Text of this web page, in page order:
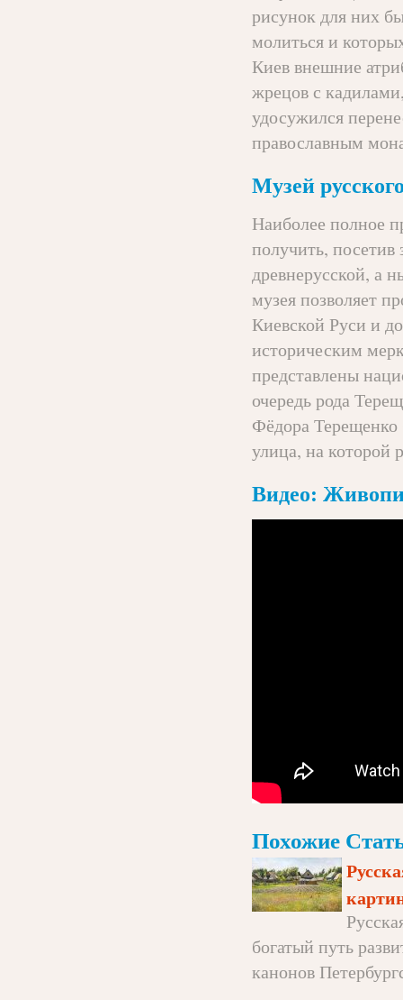
рисунок для них
молиться и
Киев внешние
жрецов с
удосужился
православным
Музей
Наиболее полное
получить,
древнерусской, а
музея позволяет
Киевской Руси и
историческим
представлены
очередь рода
Фёдора Терещенко
улица, на которой
Видео:
Похожие
богатый путь
канонов